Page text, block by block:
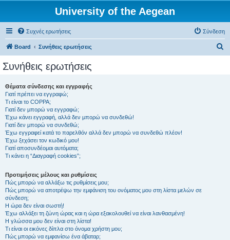
University of the Aegean
Συχνές ερωτήσεις Σύνδεση
Board Συνήθεις ερωτήσεις
Συνήθεις ερωτήσεις
Θέματα σύνδεσης και εγγραφής
Γιατί πρέπει να εγγραφώ;
Τι είναι το COPPA;
Γιατί δεν μπορώ να εγγραφώ;
Έχω κάνει εγγραφή, αλλά δεν μπορώ να συνδεθώ!
Γιατί δεν μπορώ να συνδεθώ;
Έχω εγγραφεί κατά το παρελθόν αλλά δεν μπορώ να συνδεθώ πλέον!
Έχω ξεχάσει τον κωδικό μου!
Γιατί αποσυνδέομαι αυτόματα;
Τι κάνει η “Διαγραφή cookies”;
Προτιμήσεις μέλους και ρυθμίσεις
Πώς μπορώ να αλλάξω τις ρυθμίσεις μου;
Πώς μπορώ να αποτρέψω την εμφάνιση του ονόματος μου στη λίστα μελών σε
σύνδεση;
Η ώρα δεν είναι σωστή!
Έχω αλλάξει τη ζώνη ώρας και η ώρα εξακολουθεί να είναι λανθασμένη!
Η γλώσσα μου δεν είναι στη λίστα!
Τι είναι οι εικόνες δίπλα στο όνομα χρήστη μου;
Πώς μπορώ να εμφανίσω ένα άβαταρ;